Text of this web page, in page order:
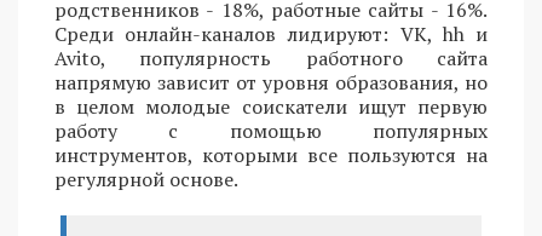
родственников - 18%, работные сайты - 16%.
Среди онлайн-каналов лидируют: VK, hh и
Avito, популярность работного сайта
напрямую зависит от уровня образования, но
в целом молодые соискатели ищут первую
работу с помощью популярных
инструментов, которыми все пользуются на
регулярной основе.